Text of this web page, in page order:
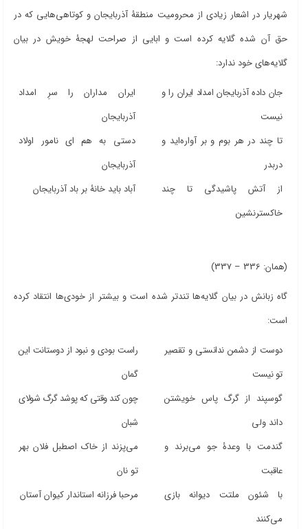
شهریار در اشعار زیادی از محرومیت منطقۀ آذربایجان و کوتاهی‌هایی که در
حق آن شده گلایه کرده است و ابایی از صراحت لهجۀ خویش در بیان
گلایه‌های خود ندارد:
جان داده آذربایجان امداد ایران را و
نیست
تا چند در هر بوم و بر آواره‌اید و
دربدر
از آتش پاشیدگی تا چند
خاکسترنشین
ایران مداران را سرِ امداد
آذربایجان
دستی به هم‌ ای نامور اولاد
آذربایجان
آباد باید خانۀ بر باد آذربایجان
(همان: 336 – 337)
گاه زبانش در بیان گلایه‌ها تندتر شده است و بیشتر از خودی‌ها انتقاد کرده
است:
دوست از دشمن ندانستی و تقصیر
تو نیست
گوسپند از گرگ پاس خویشتن
داند ولی
گندمت با وعدۀ جو می‌برند و
عاقبت
با شئون ملتت دیوانه بازی
می‌کنند
راست بودی و نبود از دوستانت این
گمان
چون کند وقتی که پوشد گرگ شولای
شبان
می‌پزند از خاک اصطبل فلان بهر
تو نان
مرحبا فرزانه استاندار کیوان آستان